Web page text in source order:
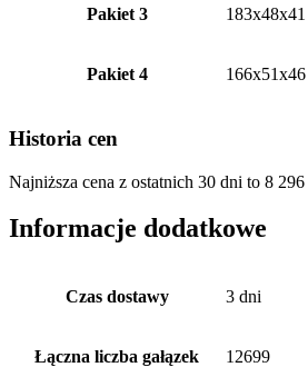
Pakiet 3 183x48x41
Pakiet 4 166x51x46
Historia cen
Najniższa cena z ostatnich 30 dni to 8 296
Informacje dodatkowe
Czas dostawy 3 dni
Łączna liczba gałązek 12699